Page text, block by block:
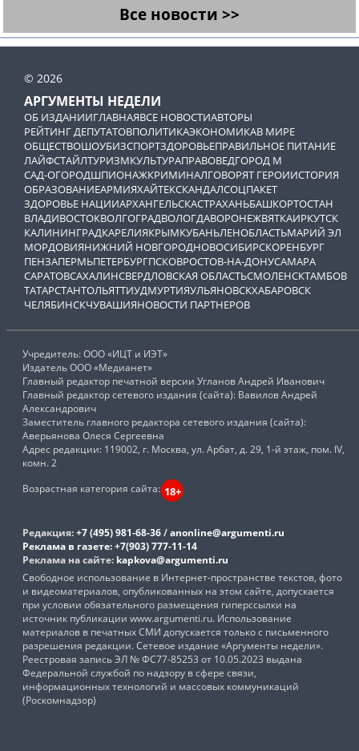
Все новости >>
© 2026
АРГУМЕНТЫ НЕДЕЛИ
ОБ ИЗДАНИИГЛАВНАЯВСЕ НОВОСТИАВТОРЫ
РЕЙТИНГ ДЕПУТАТОВПОЛИТИКАЭКОНОМИКАВ МИРЕ
ОБЩЕСТВОШОУБИЗСПОРТЗДОРОВЬЕПРАВИЛЬНОЕ ПИТАНИЕ
ЛАЙФСТАЙЛТУРИЗМКУЛЬТУРАПРАВОВЕДГОРОД М
САД-ОГОРОДШПИОНАЖКРИМИНАЛГОВОРЯТ ГЕРОИИСТОРИЯ
ОБРАЗОВАНИЕАРМИЯХАЙТЕКСКАНДАЛСОЦПАКЕТ
ЗДОРОВЬЕ НАЦИИАРХАНГЕЛЬСКАСТРАХАНЬБАШКОРТОСТАН
ВЛАДИВОСТОКВОЛГОГРАДВОЛОГДАВОРОНЕЖВЯТКАИРКУТСК
КАЛИНИНГРАДКАРЕЛИЯКРЫМКУБАНЬЛЕНОБЛАСТЬМАРИЙ ЭЛ
МОРДОВИЯНИЖНИЙ НОВГОРОДНОВОСИБИРСКОРЕНБУРГ
ПЕНЗАПЕРМЬПЕТЕРБУРГПСКОВРОСТОВ-НА-ДОНУСАМАРА
САРАТОВСАХАЛИНСВЕРДЛОВСКАЯ ОБЛАСТЬСМОЛЕНСКТАМБОВ
ТАТАРСТАНТОЛЬЯТТИУДМУРТИЯУЛЬЯНОВСКХАБАРОВСК
ЧЕЛЯБИНСКЧУВАШИЯНОВОСТИ ПАРТНЕРОВ
Учредитель: ООО «ИЦТ и ИЭТ»
Издатель ООО «Медианет»
Главный редактор печатной версии Угланов Андрей Иванович
Главный редактор сетевого издания (сайта): Вавилов Андрей
Александрович
Заместитель главного редактора сетевого издания (сайта):
Аверьянова Олеся Сергеевна
Адрес редакции: 119002, г. Москва, ул. Арбат, д. 29, 1-й этаж, пом. IV,
комн. 2
Возрастная категория сайта: 18+
Редакция:+7 (495) 981-68-36/anonline@argumenti.ru
Реклама в газете:+7(903) 777-11-14
Реклама на сайте: kapkova@argumenti.ru
Свободное использование в Интернет-пространстве текстов, фото
и видеоматериалов, опубликованных на этом сайте, допускается
при условии обязательного размещения гиперссылки на
источник публикации www.argumenti.ru. Использование
материалов в печатных СМИ допускается только с письменного
разрешения редакции. Сетевое издание «Аргументы недели».
Реестровая запись ЭЛ № ФС77-85253 от 10.05.2023 выдана
Федеральной службой по надзору в сфере связи,
информационных технологий и массовых коммуникаций
(Роскомнадзор)